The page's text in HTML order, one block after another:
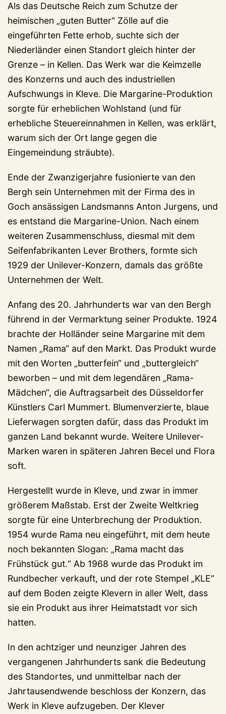
Als das Deutsche Reich zum Schutze der
heimischen „guten Butter“ Zölle auf die
eingeführten Fette erhob, suchte sich der
Niederländer einen Standort gleich hinter der
Grenze – in Kellen. Das Werk war die Keimzelle
des Konzerns und auch des industriellen
Aufschwungs in Kleve. Die Margarine-Produktion
sorgte für erheblichen Wohlstand (und für
erhebliche Steuereinnahmen in Kellen, was erklärt,
warum sich der Ort lange gegen die
Eingemeindung sträubte).
Ende der Zwanzigerjahre fusionierte van den
Bergh sein Unternehmen mit der Firma des in
Goch ansässigen Landsmanns Anton Jurgens, und
es entstand die Margarine-Union. Nach einem
weiteren Zusammenschluss, diesmal mit dem
Seifenfabrikanten Lever Brothers, formte sich
1929 der Unilever-Konzern, damals das größte
Unternehmen der Welt.
Anfang des 20. Jahrhunderts war van den Bergh
führend in der Vermarktung seiner Produkte. 1924
brachte der Holländer seine Margarine mit dem
Namen „Rama“ auf den Markt. Das Produkt wurde
mit den Worten „butterfein“ und „buttergleich“
beworben – und mit dem legendären „Rama-
Mädchen“, die Auftragsarbeit des Düsseldorfer
Künstlers Carl Mummert. Blumenverzierte, blaue
Lieferwagen sorgten dafür, dass das Produkt im
ganzen Land bekannt wurde. Weitere Unilever-
Marken waren in späteren Jahren Becel und Flora
soft.
Hergestellt wurde in Kleve, und zwar in immer
größerem Maßstab. Erst der Zweite Weltkrieg
sorgte für eine Unterbrechung der Produktion.
1954 wurde Rama neu eingeführt, mit dem heute
noch bekannten Slogan: „Rama macht das
Frühstück gut.“ Ab 1968 wurde das Produkt im
Rundbecher verkauft, und der rote Stempel „KLE“
auf dem Boden zeigte Klevern in aller Welt, dass
sie ein Produkt aus ihrer Heimatstadt vor sich
hatten.
In den achtziger und neunziger Jahren des
vergangenen Jahrhunderts sank die Bedeutung
des Standortes, und unmittelbar nach der
Jahrtausendwende beschloss der Konzern, das
Werk in Kleve aufzugeben. Der Klever